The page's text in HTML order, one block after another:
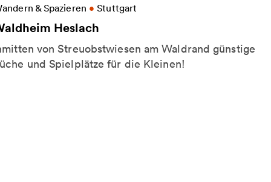
& Spazieren • Stuttgart
Heslach
von Streuobstwiesen am Waldrand günstige
und Spielplätze für die Kleinen!
Informationen zu Waldheim Heslach